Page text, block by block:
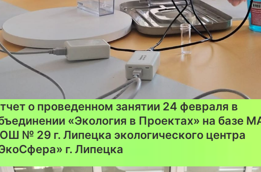
о проведенном занятии 24 февраля в
«Экология в Проектах» на базе
№ 29 г. Липецка экологического центра
г. Липецка